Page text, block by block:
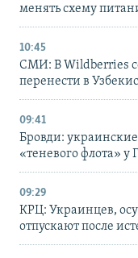
менять схему
10:45
СМИ: В Wildberries
перенести в
09:41
Бровди:
«теневого флота» у
09:29
КРЦ: Украинцев,
отпускают после